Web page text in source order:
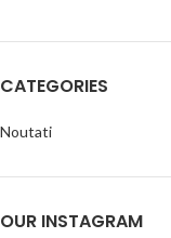
CATEGORIES
Noutati
OUR INSTAGRAM